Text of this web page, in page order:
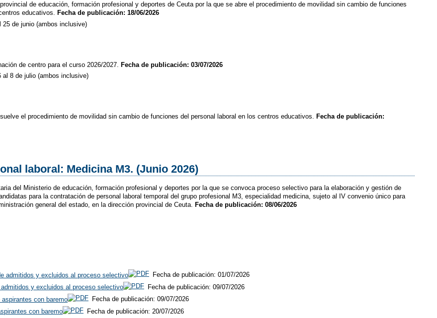
de educación, formación profesional y deportes de Ceuta por la que se abre el procedimiento de movilidad sin cambio de funciones
educativos. Fecha de publicación: 18/06/2026
de junio (ambos inclusive)
de centro para el curso 2026/2027.
Fecha de publicación: 03/07/2026
al 8 de julio (ambos inclusive)
el procedimiento de movilidad sin cambio de funciones del personal laboral en los centros educativos. Fecha de publicación:
laboral: Medicina M3. (Junio 2026)
del Ministerio de educación, formación profesional y deportes por la que se convoca proceso selectivo para la elaboración y gestión de
para la contratación de personal laboral temporal del grupo profesional M3, especialidad medicina, sujeto al IV convenio único para
general del estado, en la dirección provincial de Ceuta. Fecha de publicación: 08/06/2026
admitidos y excluidos al proceso selectivo
Fecha de publicación: 01/07/2026
y excluidos al proceso selectivo
Fecha de publicación: 09/07/2026
con baremo
Fecha de publicación: 09/07/2026
con baremo
Fecha de publicación: 20/07/2026